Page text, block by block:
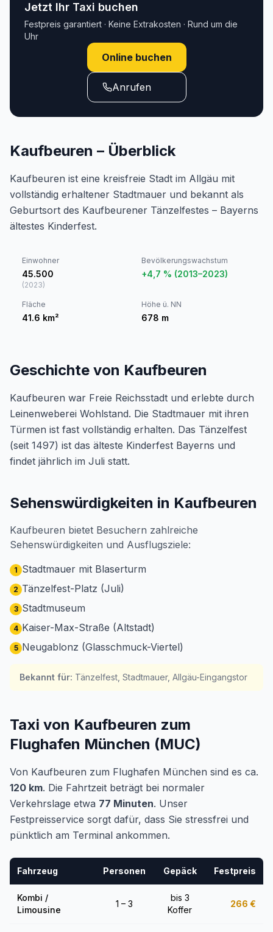
Jetzt Ihr Taxi buchen
Festpreis garantiert · Keine Extrakosten · Rund um die
Uhr
Online buchen
Anrufen
Kaufbeuren – Überblick
Kaufbeuren ist eine kreisfreie Stadt im Allgäu mit
vollständig erhaltener Stadtmauer und bekannt als
Geburtsort des Kaufbeurener Tänzelfestes – Bayerns
ältestes Kinderfest.
Einwohner
45.500
(2023)
Bevölkerungswachstum
+4,7 % (2013–2023)
Fläche
41.6 km²
Höhe ü. NN
678 m
Geschichte von Kaufbeuren
Kaufbeuren war Freie Reichsstadt und erlebte durch
Leinenweberei Wohlstand. Die Stadtmauer mit ihren
Türmen ist fast vollständig erhalten. Das Tänzelfest
(seit 1497) ist das älteste Kinderfest Bayerns und
findet jährlich im Juli statt.
Sehenswürdigkeiten in Kaufbeuren
Kaufbeuren bietet Besuchern zahlreiche
Sehenswürdigkeiten und Ausflugsziele:
1 Stadtmauer mit Blaserturm
2 Tänzelfest-Platz (Juli)
3 Stadtmuseum
4 Kaiser-Max-Straße (Altstadt)
5 Neugablonz (Glasschmuck-Viertel)
Bekannt für: Tänzelfest, Stadtmauer, Allgäu-Eingangstor
Taxi von Kaufbeuren zum
Flughafen München (MUC)
Von Kaufbeuren zum Flughafen München sind es ca.
120 km. Die Fahrtzeit beträgt bei normaler
Verkehrslage etwa 77 Minuten. Unser
Festpreisservice sorgt dafür, dass Sie stressfrei und
pünktlich am Terminal ankommen.
Fahrzeug Personen Gepäck Festpreis
Kombi /
Limousine
1 – 3
bis 3
Koffer
266 €